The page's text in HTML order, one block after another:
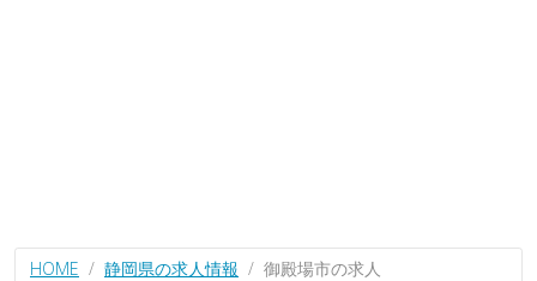
HOME 静岡県の求人情報 御殿場市の求人